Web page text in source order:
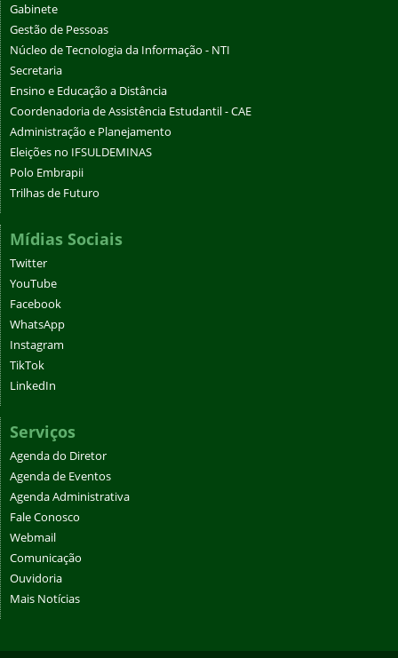
Gabinete
Gestão de Pessoas
Núcleo de Tecnologia da Informação - NTI
Secretaria
Ensino e Educação a Distância
Coordenadoria de Assistência Estudantil - CAE
Administração e Planejamento
Eleições no IFSULDEMINAS
Polo Embrapii
Trilhas de Futuro
Mídias Sociais
Twitter
YouTube
Facebook
WhatsApp
Instagram
TikTok
LinkedIn
Serviços
Agenda do Diretor
Agenda de Eventos
Agenda Administrativa
Fale Conosco
Webmail
Comunicação
Ouvidoria
Mais Notícias